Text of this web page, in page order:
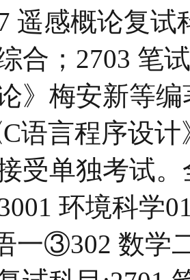
遥感概论复试
合；2703 笔
论》梅安新等
语言程序设
受单独考试
环境科学
一③302 数学